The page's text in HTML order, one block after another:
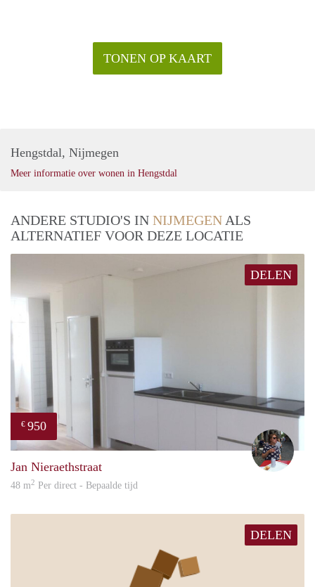
TONEN OP KAART
Hengstdal, Nijmegen
Meer informatie over wonen in Hengstdal
ANDERE STUDIO'S IN NIJMEGEN ALS
ALTERNATIEF VOOR DEZE LOCATIE
DELEN
€ 950
Jan Nieraethstraat
48 m2 Per direct - Bepaalde tijd
DELEN